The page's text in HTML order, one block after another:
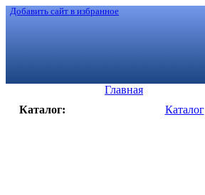
Добавить сайт в избранное
Главная
Каталог:
Каталог